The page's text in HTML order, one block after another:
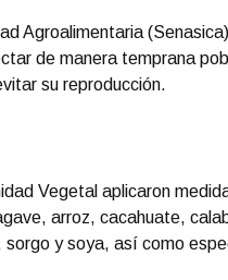
Agroalimentaria
de manera temprana
su reproducción.
Vegetal aplicaron
arroz, cacahuate,
y soya, así como